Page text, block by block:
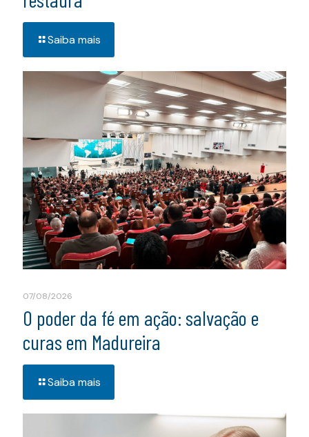
Saiba mais
07/08/2026
O poder da fé em ação: salvação e
curas em Madureira
Saiba mais